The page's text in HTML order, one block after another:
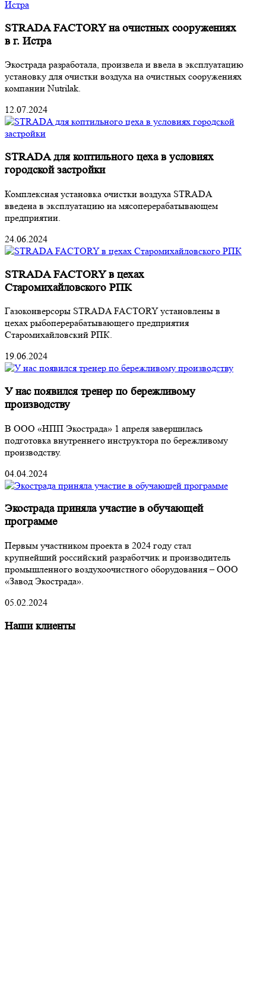
STRADA FACTORY на очистных сооружениях
в г. Истра
Экострада разработала, произвела и ввела в эксплуатацию
установку для очистки воздуха на очистных сооружениях
компании Nutrilak.
12.07.2024
STRADA для коптильного цеха в условиях
городской застройки
Комплексная установка очистки воздуха STRADA
введена в эксплуатацию на мясоперерабатывающем
предприятии.
24.06.2024
STRADA FACTORY в цехах
Старомихайловского РПК
Газоконверсоры STRADA FACTORY установлены в
цехах рыбоперерабатывающего предприятия
Старомихайловский РПК.
19.06.2024
У нас появился тренер по бережливому
производству
В ООО «НПП Экострада» 1 апреля завершилась
подготовка внутреннего инструктора по бережливому
производству.
04.04.2024
Экострада приняла участие в обучающей
программе
Первым участником проекта в 2024 году стал
крупнейший российский разработчик и производитель
промышленного воздухоочистного оборудования – ООО
«Завод Экострада».
05.02.2024
Наши клиенты